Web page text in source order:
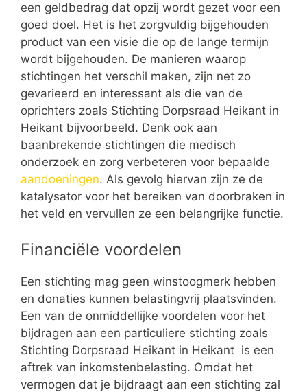
een geldbedrag dat opzij wordt gezet voor een
goed doel. Het is het zorgvuldig bijgehouden
product van een visie die op de lange termijn
wordt bijgehouden. De manieren waarop
stichtingen het verschil maken, zijn net zo
gevarieerd en interessant als die van de
oprichters zoals Stichting Dorpsraad Heikant in
Heikant bijvoorbeeld. Denk ook aan
baanbrekende stichtingen die medisch
onderzoek en zorg verbeteren voor bepaalde
aandoeningen. Als gevolg hiervan zijn ze de
katalysator voor het bereiken van doorbraken in
het veld en vervullen ze een belangrijke functie.
Financiële voordelen
Een stichting mag geen winstoogmerk hebben
en donaties kunnen belastingvrij plaatsvinden.
Een van de onmiddellijke voordelen voor het
bijdragen aan een particuliere stichting zoals
Stichting Dorpsraad Heikant in Heikant is een
aftrek van inkomstenbelasting. Omdat het
vermogen dat je bijdraagt aan een stichting zal